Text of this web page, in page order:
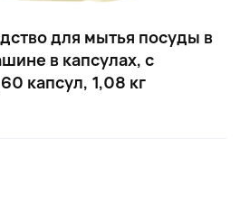
для мытья посуды в
в капсулах, с
капсул, 1,08 кг